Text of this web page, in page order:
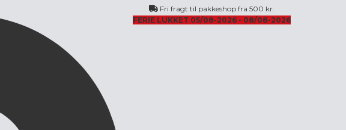
Fri fragt til pakkeshop fra 500 kr.
FERIE LUKKET 05/08-2026 - 08/08-2026